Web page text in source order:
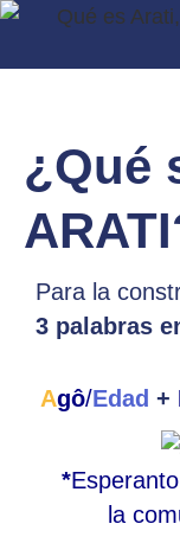
¿Qué
Para la
3 palabras
Agô/Edad +
*
la